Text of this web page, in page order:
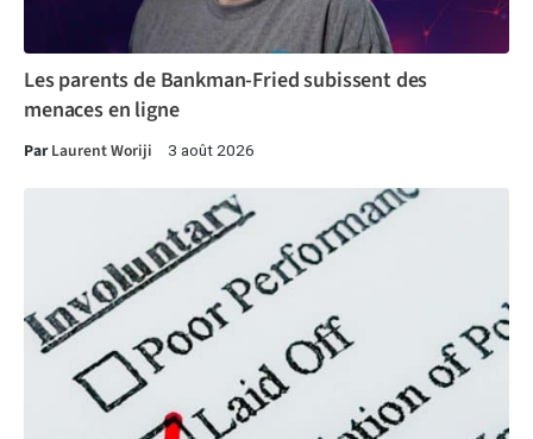
Les parents de Bankman-Fried subissent des
menaces en ligne
ParLaurent Woriji 3 août 2026